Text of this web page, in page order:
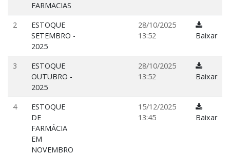
FARMACIAS
2
ESTOQUE
SETEMBRO -
2025
28/10/2025
13:52
Baixar
3
ESTOQUE
OUTUBRO -
2025
28/10/2025
13:52
Baixar
4
ESTOQUE
DE
FARMÁCIA
EM
NOVEMBRO
15/12/2025
13:45
Baixar